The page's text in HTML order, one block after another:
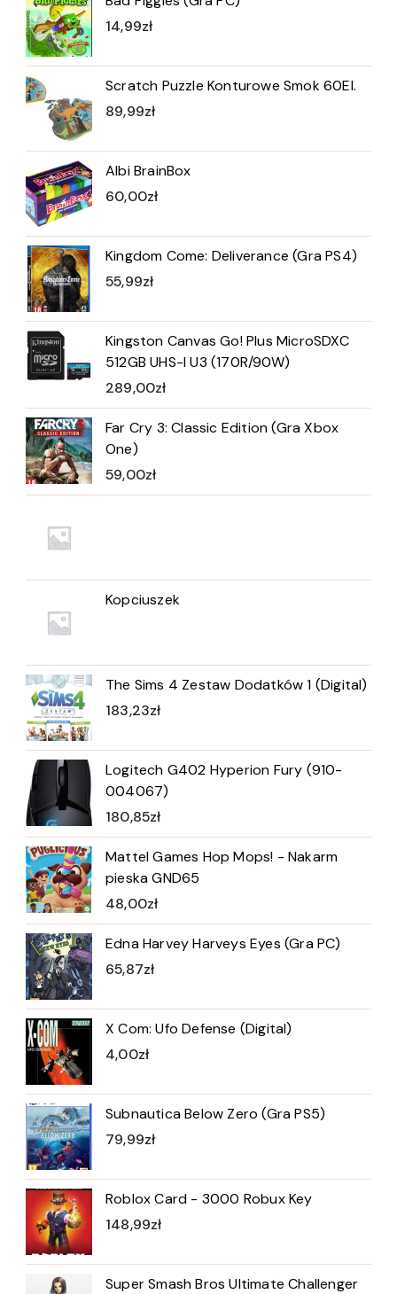
14,99zł
Scratch Puzzle Konturowe Smok 60El.
89,99zł
Albi BrainBox
60,00zł
Kingdom Come: Deliverance (Gra PS4)
55,99zł
Kingston Canvas Go! Plus MicroSDXC
512GB UHS-I U3 (170R/90W)
289,00zł
Far Cry 3: Classic Edition (Gra Xbox
One)
59,00zł
Kopciuszek
The Sims 4 Zestaw Dodatków 1 (Digital)
183,23zł
Logitech G402 Hyperion Fury (910-
004067)
180,85zł
Mattel Games Hop Mops! - Nakarm
pieska GND65
48,00zł
Edna Harvey Harveys Eyes (Gra PC)
65,87zł
X Com: Ufo Defense (Digital)
4,00zł
Subnautica Below Zero (Gra PS5)
79,99zł
Roblox Card - 3000 Robux Key
148,99zł
Super Smash Bros Ultimate Challenger